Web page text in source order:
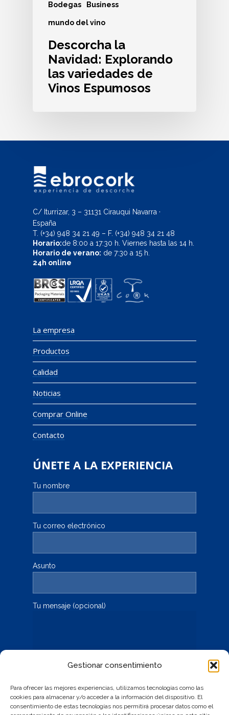
Gestionar consentimiento
Para ofrecer las mejores experiencias, utilizamos tecnologías como las
cookies para almacenar y/o acceder a la información del dispositivo. El
consentimiento de estas tecnologías nos permitirá procesar datos como el
Bodegas Business
mundo del vino
Descorcha la
Navidad: Explorando
las variedades de
Vinos Espumosos
C/ Iturrizar, 3 – 31131 Cirauqui Navarra ·
España
T. (+34) 948 34 21 49 – F. (+34) 948 34 21 48
Horario:de 8:00 a 17:30 h. Viernes hasta las 14 h.
Horario de verano: de 7:30 a 15 h.
24h online
La empresa
Productos
Calidad
Noticias
Comprar Online
Contacto
ÚNETE A LA EXPERIENCIA
Tu nombre
Tu correo electrónico
Asunto
Tu mensaje (opcional)